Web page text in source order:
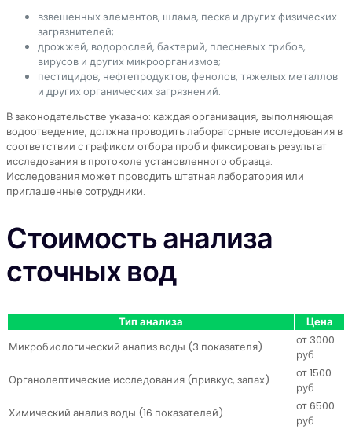
взвешенных элементов, шлама, песка и других физических
загрязнителей;
дрожжей, водорослей, бактерий, плесневых грибов,
вирусов и других микроорганизмов;
пестицидов, нефтепродуктов, фенолов, тяжелых металлов
и других органических загрязнений.
В законодательстве указано: каждая организация, выполняющая
водоотведение, должна проводить лабораторные исследования в
соответствии с графиком отбора проб и фиксировать результат
исследования в протоколе установленного образца.
Исследования может проводить штатная лаборатория или
приглашенные сотрудники.
Стоимость анализа
сточных вод
Тип анализа
Цена
Микробиологический анализ воды (3 показателя)
от 3000
руб.
Органолептические исследования (привкус, запах)
от 1500
руб.
Химический анализ воды (16 показателей)
от 6500
руб.